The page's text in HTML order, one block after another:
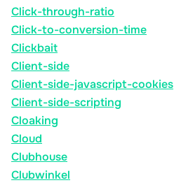
Click-through-ratio
Click-to-conversion-time
Clickbait
Client-side
Client-side-javascript-cookies
Client-side-scripting
Cloaking
Cloud
Clubhouse
Clubwinkel